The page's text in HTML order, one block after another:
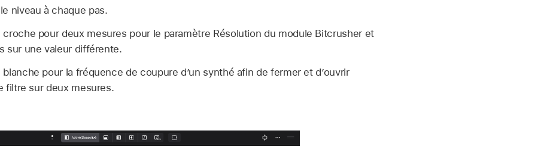
niveau à chaque pas.
croche pour deux mesures pour le paramètre Résolution du module Bitcrusher et
sur une valeur différente.
pour la fréquence de coupure d’un synthé afin de fermer et d’ouvrir
filtre sur deux mesures.